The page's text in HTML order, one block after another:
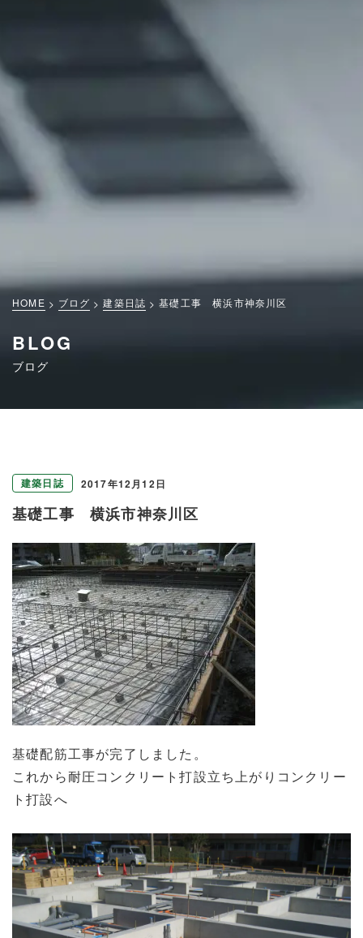
HOME ブログ 建築日誌 基礎工事 横浜市神奈川区
BLOG
ブログ
建築日誌 2017年12月12日
基礎工事 横浜市神奈川区
基礎配筋工事が完了しました。
これから耐圧コンクリート打設立ち上がりコンクリー
ト打設へ